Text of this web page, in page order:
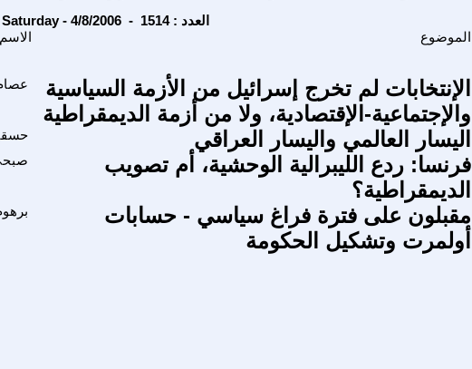
Saturday - 4/8/2006 - العدد : 1514
الاسم الموضوع
الإنتخابات لم تخرج إسرائيل من الأزمة السياسية
والإجتماعية-الإقتصادية، ولا من أزمة الديمقراطية
اليسار العالمي واليسار العراقي
فرنسا: ردع الليبرالية الوحشية، أم تصويب
الديمقراطية؟
مقبلون على فترة فراغ سياسي - حسابات
أولمرت وتشكيل الحكومة